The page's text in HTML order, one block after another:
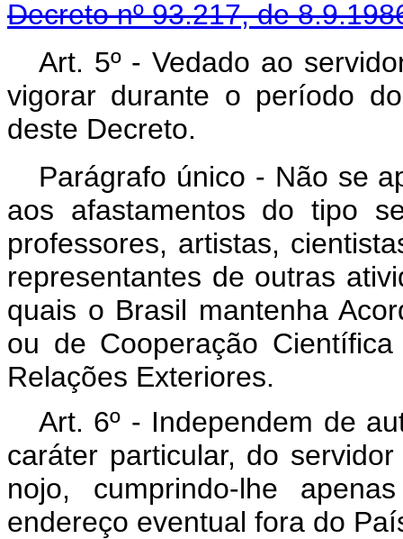
Decreto nº 93.217, de
Art. 5º - Vedado ao
vigorar durante o período
deste Decreto.
Parágrafo único - Não se
aos afastamentos do tipo
professores, artistas,
representantes de outras
quais o Brasil mantenha
ou de Cooperação
Relações Exteriores.
Art. 6º - Independem de
caráter particular, do
nojo, cumprindo-lhe
endereço eventual fora do